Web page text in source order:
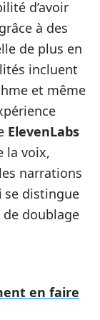
d’avoir
à des
de plus en
incluent
et même
ElevenLabs
la voix,
narrations
se distingue
de doublage
en faire